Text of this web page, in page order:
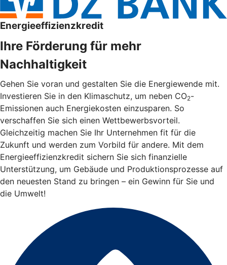
Energieeffizienzkredit
Ihre Förderung für mehr
Nachhaltigkeit
Gehen Sie voran und gestalten Sie die Energiewende mit.
Investieren Sie in den Klimaschutz, um neben CO2-
Emissionen auch Energiekosten einzusparen. So
verschaffen Sie sich einen Wettbewerbsvorteil.
Gleichzeitig machen Sie Ihr Unternehmen fit für die
Zukunft und werden zum Vorbild für andere. Mit dem
Energieeffizienzkredit sichern Sie sich finanzielle
Unterstützung, um Gebäude und Produktionsprozesse auf
den neuesten Stand zu bringen – ein Gewinn für Sie und
die Umwelt!